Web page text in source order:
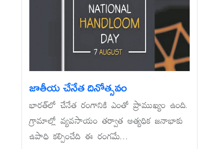
జాతీయ చేనేత దినోత్సవం
భారత్‌లో చేనేత రంగానికి ఎంతో ప్రాముఖ్యం ఉంది.
గ్రామాల్లో వ్యవసాయం తర్వాత అత్యధిక జనాభాకు
ఉపాధి కల్పించేది ఈ రంగమే...